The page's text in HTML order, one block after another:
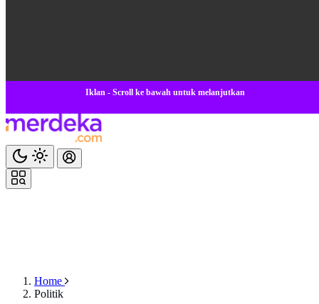
Iklan - Scroll ke bawah untuk melanjutkan
Home
Politik